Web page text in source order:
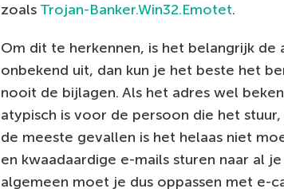
zoals Trojan-Banker.Win32.Emotet.
Om dit te herkennen, is het belangrijk
onbekend uit, dan kun je het beste het
nooit de bijlagen. Als het adres wel
atypisch is voor de persoon die het
de meeste gevallen is het helaas niet
en kwaadaardige e-mails sturen naar al
algemeen moet je dus oppassen met e-